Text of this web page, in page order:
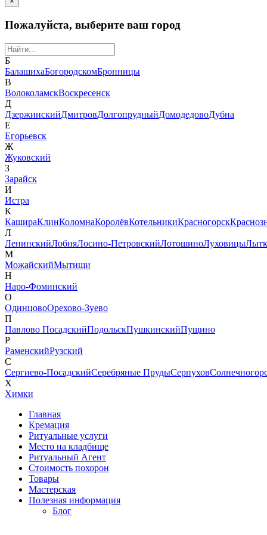
Пожалуйста, выберите ваш город
Б
БалашихаБогородскомБронницы
В
ВолоколамскВоскресенск
Д
ДзержинскийДмитровДолгопрудныйДомодедовоДубна
Е
Егорьевск
Ж
Жуковский
З
Зарайск
И
Истра
К
КашираКлинКоломнаКоролёвКотельникиКрасногорск
Л
ЛенинскийЛобняЛосино-ПетровскийЛотошиноЛуховицы
М
МожайскийМытищи
Н
Наро-Фоминский
О
ОдинцовоОрехово-Зуево
П
Павлово ПосадскийПодольскПушкинскийПущино
Р
РаменскийРузский
С
Сергиево-ПосадскийСеребряные ПрудыСерпухов
Х
Химки
Главная
Кремация
Ритуальные услуги
Место на кладбище
Ритуальный Агент
Стоимость похорон
Товары
Мастерская
Полезная информация
Блог